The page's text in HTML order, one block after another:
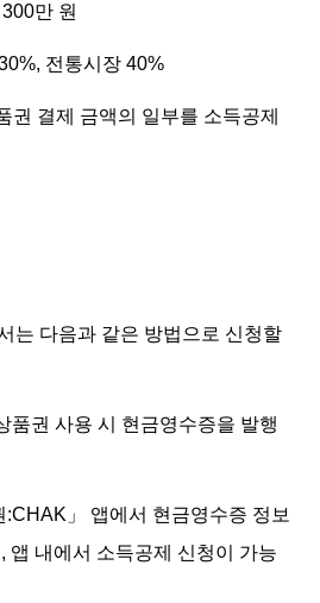
만 원
전통시장 40%
권 결제 금액의 일부를 소득공제
는 다음과 같은 방법으로 신청할
품권 사용 시 현금영수증을 발행
」 앱에서 현금영수증 정보
앱 내에서 소득공제 신청이 가능